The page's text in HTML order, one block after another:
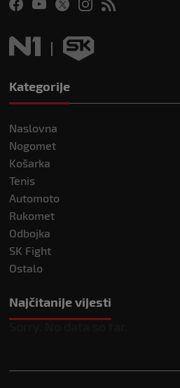
Kategorije
Naslovna
Nogomet
Košarka
Tenis
Automoto
Rukomet
Odbojka
SK Fight
Ostalo
Najčitanije vijesti